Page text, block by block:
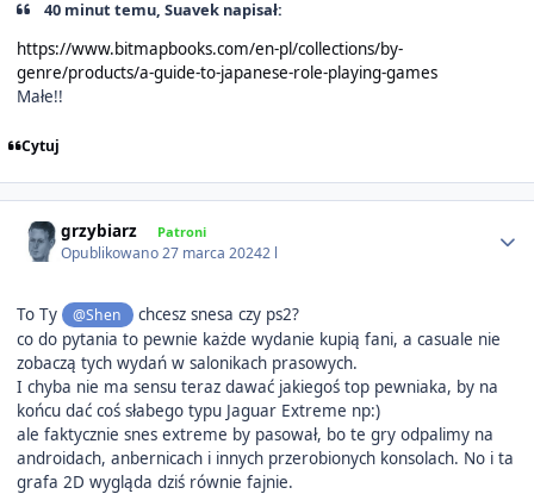
40 minut temu, Suavek napisał:
https://www.bitmapbooks.com/en-pl/collections/by-
genre/products/a-guide-to-japanese-role-playing-games
Małe!!
Cytuj
grzybiarz Patroni
Opublikowano27 marca 20242 l
To Ty @Shen
chcesz snesa czy ps2?
co do pytania to pewnie każde wydanie kupią fani, a casuale nie
zobaczą tych wydań w salonikach prasowych.
I chyba nie ma sensu teraz dawać jakiegoś top pewniaka, by na
końcu dać coś słabego typu Jaguar Extreme np:)
ale faktycznie snes extreme by pasował, bo te gry odpalimy na
androidach, anbernicach i innych przerobionych konsolach. No i ta
grafa 2D wygląda dziś równie fajnie.